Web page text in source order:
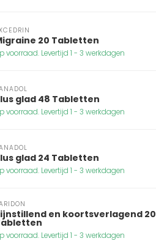
20 Tabletten
voorraad. Levertijd 1 - 3 werkdagen
glad 48 Tabletten
voorraad. Levertijd 1 - 3 werkdagen
glad 24 Tabletten
voorraad. Levertijd 1 - 3 werkdagen
en koortsverlagend 20
voorraad. Levertijd 1 - 3 werkdagen